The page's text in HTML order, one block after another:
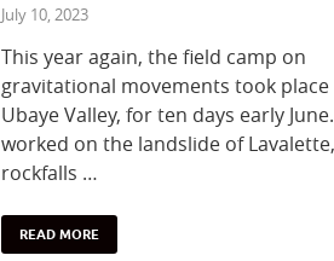
July 10, 2023
This year again, the field camp on
gravitational movements took
Ubaye Valley, for ten days early
worked on the landslide of
rockfalls …
READ MORE